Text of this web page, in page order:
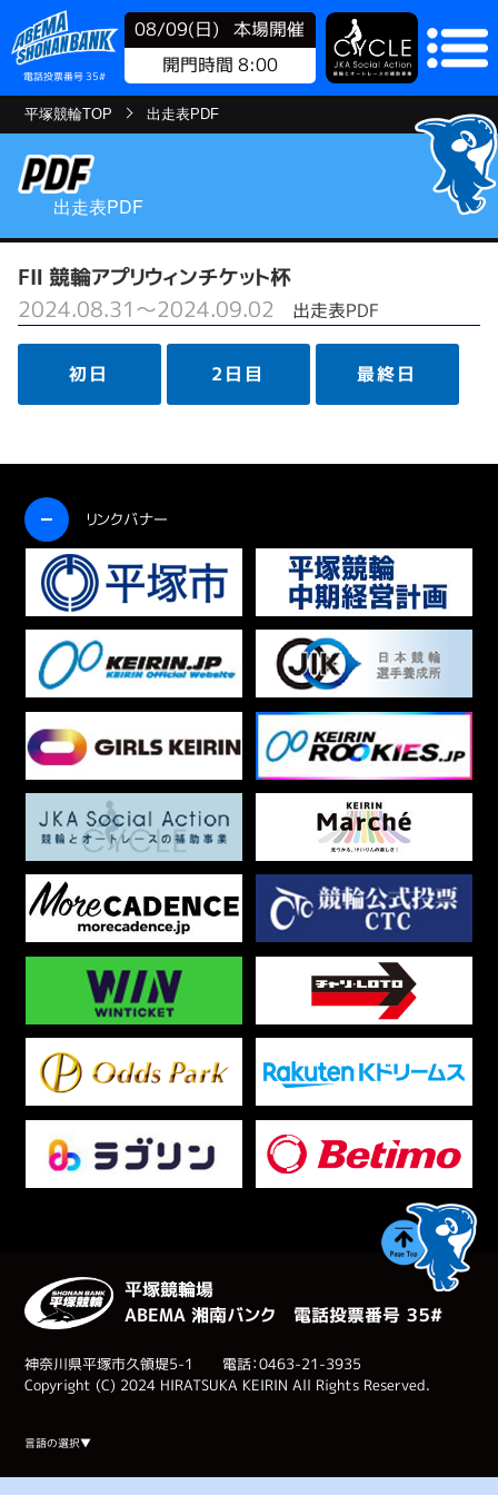
電話投票番号 35#
08/09(日)
本場開催
開門時間 8:00
平塚競輪TOP 出走表PDF
出走表PDF
FⅡ 競輪アプリウィンチケット杯
2024.08.31～2024.09.02
出走表PDF
初日 2日目 最終日
リンクバナー
開く
平塚競輪場
ABEMA 湘南バンク 電話投票番号 ３５#
神奈川県平塚市久領堤5-1 電話：0463-21-3935
Copyright (C) 2024 HIRATSUKA KEIRIN All Rights Reserved.
言語の選択▼
Select Language